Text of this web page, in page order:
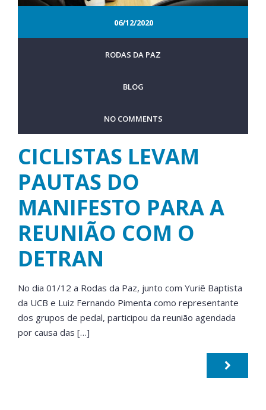
06/12/2020
RODAS DA PAZ
BLOG
NO COMMENTS
CICLISTAS LEVAM
PAUTAS DO
MANIFESTO PARA A
REUNIÃO COM O
DETRAN
No dia 01/12 a Rodas da Paz, junto com Yuriê Baptista
da UCB e Luiz Fernando Pimenta como representante
dos grupos de pedal, participou da reunião agendada
por causa das […]